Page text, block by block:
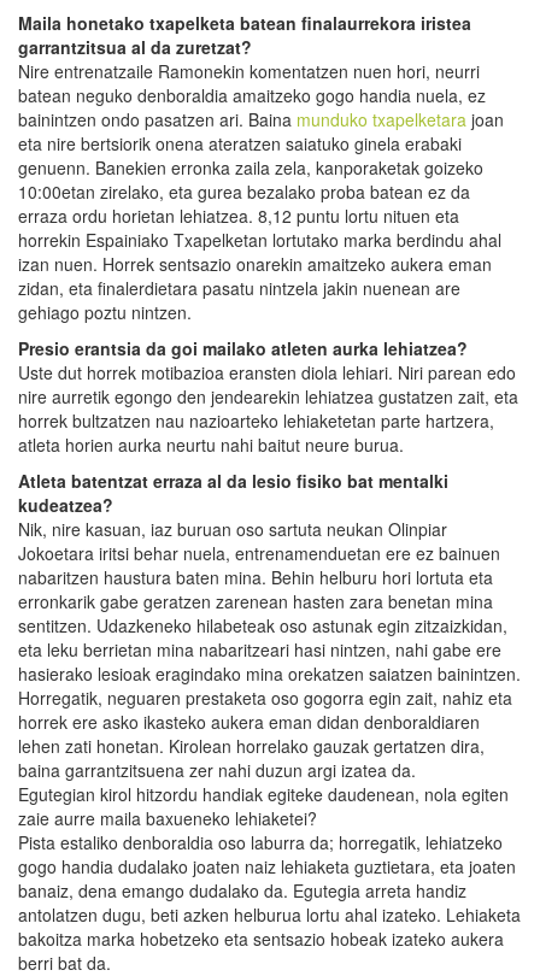
Maila honetako txapelketa batean finalaurrekora iristea
garrantzitsua al da zuretzat?
Nire entrenatzaile Ramonekin komentatzen nuen hori, neurri
batean neguko denboraldia amaitzeko gogo handia nuela, ez
bainintzen ondo pasatzen ari. Baina munduko txapelketara joan
eta nire bertsiorik onena ateratzen saiatuko ginela erabaki
genuenn. Banekien erronka zaila zela, kanporaketak goizeko
10:00etan zirelako, eta gurea bezalako proba batean ez da
erraza ordu horietan lehiatzea. 8,12 puntu lortu nituen eta
horrekin Espainiako Txapelketan lortutako marka berdindu ahal
izan nuen. Horrek sentsazio onarekin amaitzeko aukera eman
zidan, eta finalerdietara pasatu nintzela jakin nuenean are
gehiago poztu nintzen.
Presio erantsia da goi mailako atleten aurka lehiatzea?
Uste dut horrek motibazioa eransten diola lehiari. Niri parean edo
nire aurretik egongo den jendearekin lehiatzea gustatzen zait, eta
horrek bultzatzen nau nazioarteko lehiaketetan parte hartzera,
atleta horien aurka neurtu nahi baitut neure burua.
Atleta batentzat erraza al da lesio fisiko bat mentalki
kudeatzea?
Nik, nire kasuan, iaz buruan oso sartuta neukan Olinpiar
Jokoetara iritsi behar nuela, entrenamenduetan ere ez bainuen
nabaritzen haustura baten mina. Behin helburu hori lortuta eta
erronkarik gabe geratzen zarenean hasten zara benetan mina
sentitzen. Udazkeneko hilabeteak oso astunak egin zitzaizkidan,
eta leku berrietan mina nabaritzeari hasi nintzen, nahi gabe ere
hasierako lesioak eragindako mina orekatzen saiatzen bainintzen.
Horregatik, neguaren prestaketa oso gogorra egin zait, nahiz eta
horrek ere asko ikasteko aukera eman didan denboraldiaren
lehen zati honetan. Kirolean horrelako gauzak gertatzen dira,
baina garrantzitsuena zer nahi duzun argi izatea da.
Egutegian kirol hitzordu handiak egiteke daudenean, nola egiten
zaie aurre maila baxueneko lehiaketei?
Pista estaliko denboraldia oso laburra da; horregatik, lehiatzeko
gogo handia dudalako joaten naiz lehiaketa guztietara, eta joaten
banaiz, dena emango dudalako da. Egutegia arreta handiz
antolatzen dugu, beti azken helburua lortu ahal izateko. Lehiaketa
bakoitza marka hobetzeko eta sentsazio hobeak izateko aukera
berri bat da.